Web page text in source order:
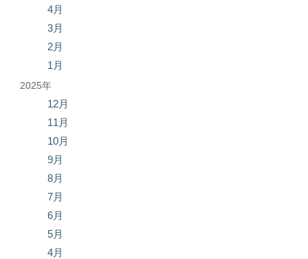
4月
3月
2月
1月
2025年
12月
11月
10月
9月
8月
7月
6月
5月
4月